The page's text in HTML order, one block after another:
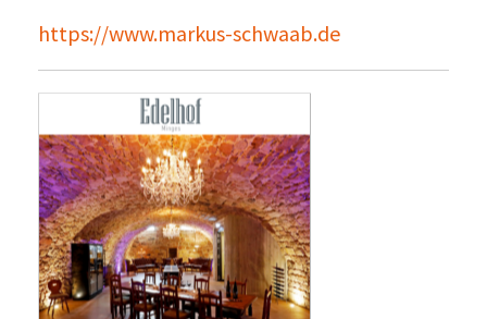
https://www.markus-schwaab.de